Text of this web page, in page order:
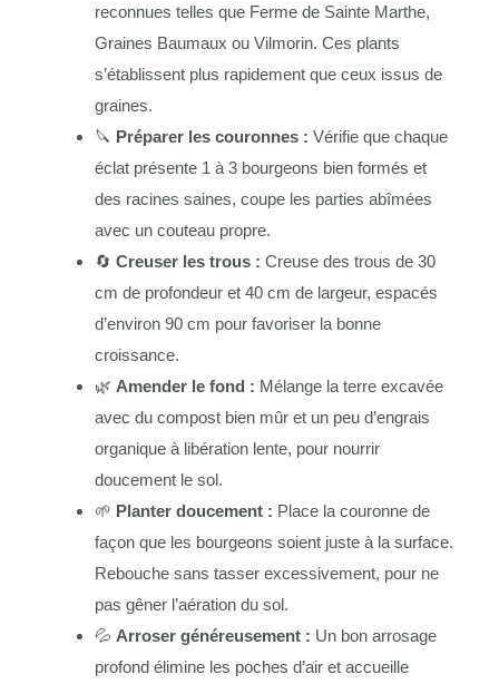
reconnues telles que Ferme de Sainte Marthe,
Graines Baumaux ou Vilmorin. Ces plants
s’établissent plus rapidement que ceux issus de
graines.
🔪 Préparer les couronnes : Vérifie que chaque
éclat présente 1 à 3 bourgeons bien formés et
des racines saines, coupe les parties abîmées
avec un couteau propre.
🔄 Creuser les trous : Creuse des trous de 30
cm de profondeur et 40 cm de largeur, espacés
d’environ 90 cm pour favoriser la bonne
croissance.
🌿 Amender le fond : Mélange la terre excavée
avec du compost bien mûr et un peu d’engrais
organique à libération lente, pour nourrir
doucement le sol.
🌱 Planter doucement : Place la couronne de
façon que les bourgeons soient juste à la surface.
Rebouche sans tasser excessivement, pour ne
pas gêner l’aération du sol.
💦 Arroser généreusement : Un bon arrosage
profond élimine les poches d’air et accueille